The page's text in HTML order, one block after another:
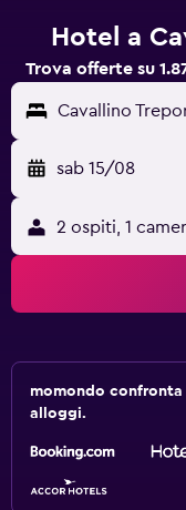
Hotel a
Trova offerte su
Cavallino
sab 15/08
2 ospiti, 1
momondo
alloggi.